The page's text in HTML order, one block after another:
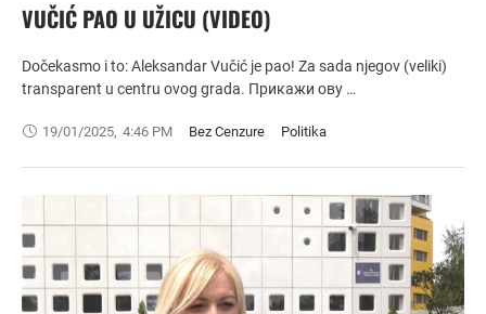
VUČIĆ PAO U UŽICU (VIDEO)
Dočekasmo i to: Aleksandar Vučić je pao! Za sada njegov (veliki)
transparent u centru ovog grada. Прикажи ову …
19/01/2025, 4:46 PM Bez Cenzure Politika